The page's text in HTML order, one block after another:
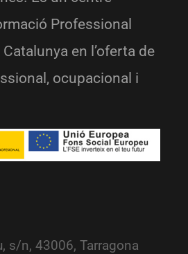
Professional
en l’oferta de
ocupacional i
s/n, 43006, Tarragona